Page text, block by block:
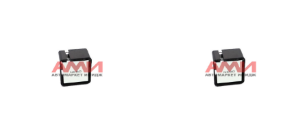
БЫСТРЫЙ ПРОСМОТР БЫСТРЫЙ ПРОСМОТР